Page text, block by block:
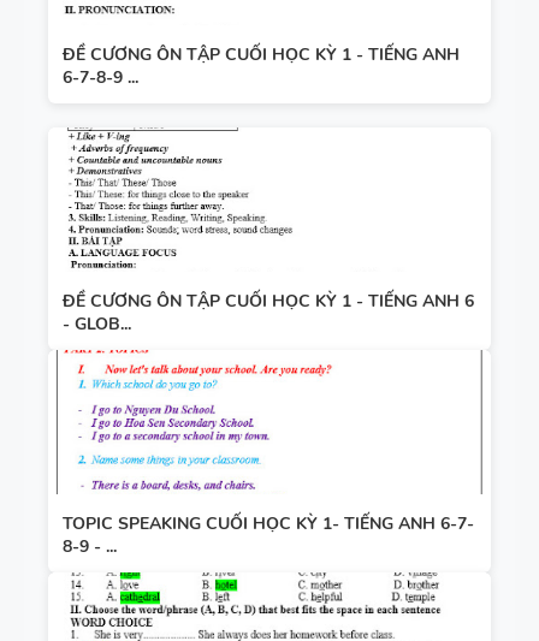
ĐỀ CƯƠNG ÔN TẬP CUỐI HỌC KỲ 1 - TIẾNG ANH
6-7-8-9 ...
ĐỀ CƯƠNG ÔN TẬP CUỐI HỌC KỲ 1 - TIẾNG ANH 6
- GLOB...
TOPIC SPEAKING CUỐI HỌC KỲ 1- TIẾNG ANH 6-7-
8-9 - ...